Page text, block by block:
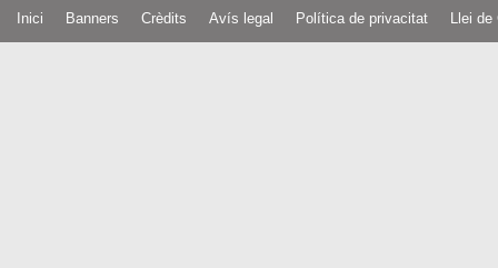
Inici Banners Crèdits Avís legal Política de privacitat Llei de